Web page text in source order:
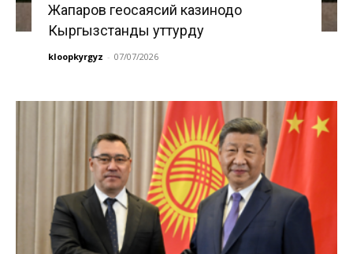
Жапаров геосаясий казинодо
Кыргызстанды уттурду
kloopkyrgyz - 07/07/2026